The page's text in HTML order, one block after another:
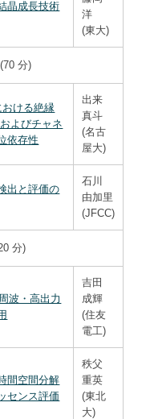
晶成長技術
洋
(東大)
分)
ける絶縁
よびチャネ
依存性
出来
真斗
(名古
屋大)
出と評価の
石川
由加里
(JFCC)
分)
波・高出力
吉田
成輝
(住友
電工)
間空間分解
センス評価
秩父
重英
(東北
大)